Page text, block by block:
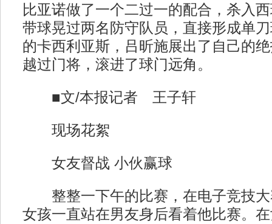
比亚诺做了一个二过一的配合，杀入
带球晃过两名防守队员，直接形成单
的卡西利亚斯，吕昕施展出了自己的
越过门将，滚进了球门远角。
■文/本报记者 王子轩
现场花絮
女友督战 小伙赢球
整整一下午的比赛，在电子竞技大
女孩一直站在男友身后看着他比赛。